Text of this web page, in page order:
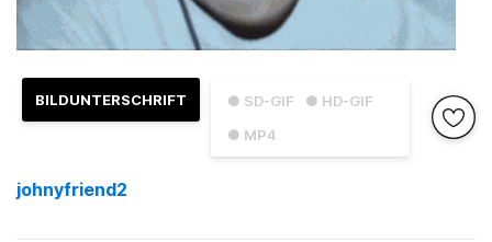
● SD-GIF
● HD-GIF
● MP4
BILDUNTERSCHRIFT
johnyfriend2